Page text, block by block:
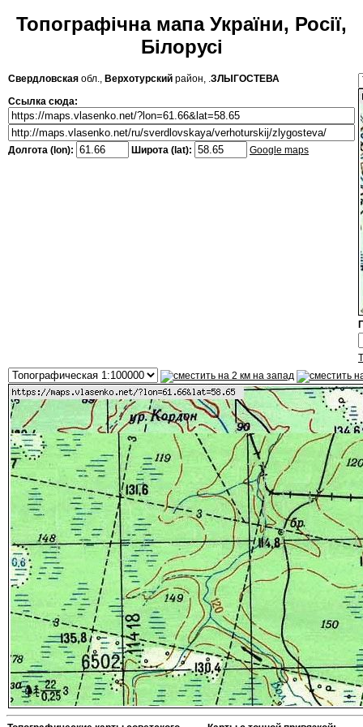
Топографічна мапа України, Росії,
Білорусі
Свердловская обл., Верхотурский район, .ЗЛЫГОСТЕВА
Ссылка сюда:
Долгота (lon): Широта (lat): Google maps